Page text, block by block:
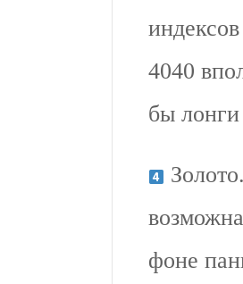
4040
бы
фоне